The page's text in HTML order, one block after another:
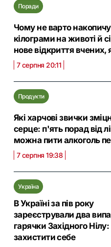
Поради
Чому не варто
кілограми на животі й
нове відкриття вчених,
7 серпня 20:11
Продукти
Які харчові звички
серце: п'ять порад від
можна пити алкоголь
7 серпня 19:38
Україна
В Україні за пів року
зареєстрували два
гарячки Західного Нілу:
захистити себе